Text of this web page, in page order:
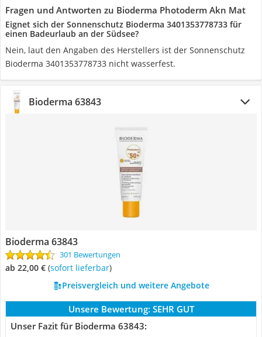
Fragen und Antworten zu Bioderma Photoderm Akn Mat
Eignet sich der Sonnenschutz Bioderma 3401353778733 für
einen Badeurlaub an der Südsee?
Nein, laut den Angaben des Herstellers ist der Sonnenschutz
Bioderma 3401353778733 nicht wasserfest.
Bioderma 63843
Bioderma 63843
301 Bewertungen
ab 22,00 € ( Sofort lieferbar)
Preisvergleich und weitere Angebote
Unsere Bewertung: SEHR GUT
Unser Fazit für Bioderma 63843: